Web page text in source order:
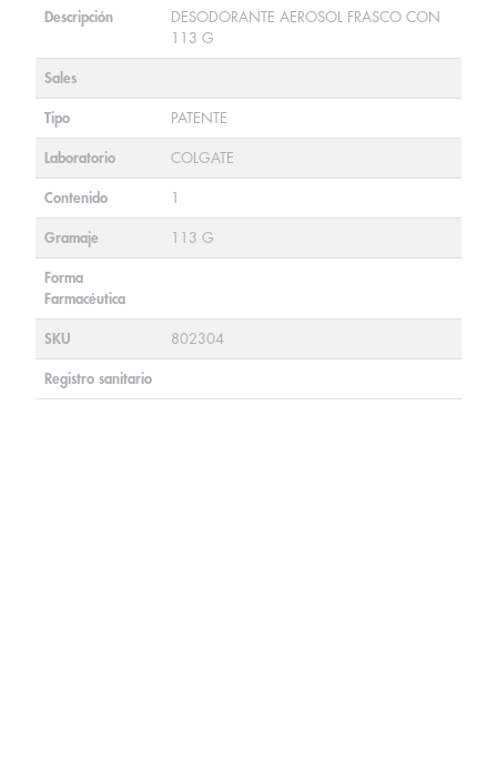
Descripción
DESODORANTE AEROSOL FRASCO CON
113 G
Sales
Tipo PATENTE
Laboratorio COLGATE
Contenido 1
Gramaje 113 G
Forma
Farmacéutica
SKU 802304
Registro sanitario